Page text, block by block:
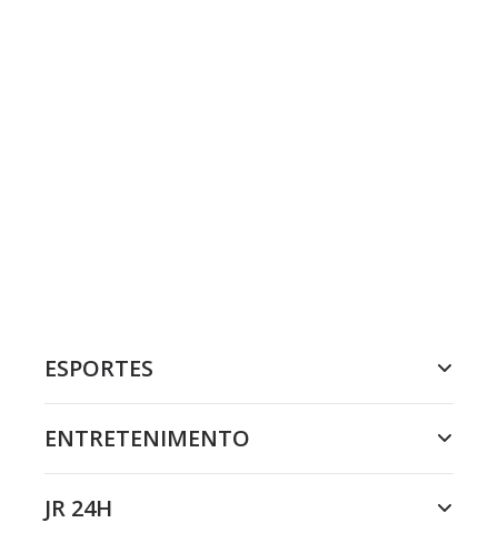
ESPORTES
ENTRETENIMENTO
JR 24H